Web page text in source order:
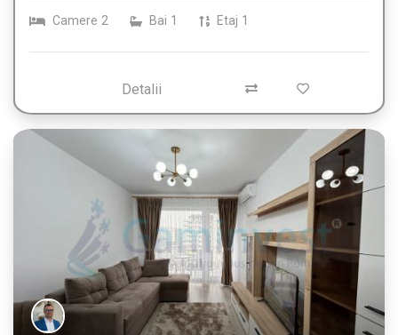
Camere 2 Bai 1 Etaj 1
Detalii